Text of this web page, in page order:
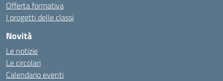
Offerta formativa
I progetti delle classi
Novità
Le notizie
Le circolari
Calendario eventi